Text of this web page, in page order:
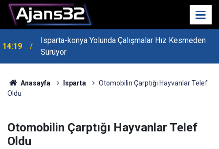
14:19
Isparta-konya Yolunda Çalışmalar Hız Kesmeden
Sürüyor
Anasayfa Isparta
Otomobilin Çarptığı Hayvanlar Telef
Oldu
Otomobilin Çarptığı Hayvanlar Telef
Oldu